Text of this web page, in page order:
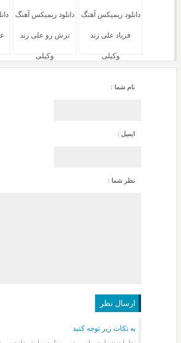
دانلود ریمیکس آهنگ
فریاد علی زند
وکیلی
دانلود ریمیکس آهنگ
ترش رو علی زند
وکیلی
نام شما :
ایمیل :
نظر شما :
به نکات زیر توجه کنید